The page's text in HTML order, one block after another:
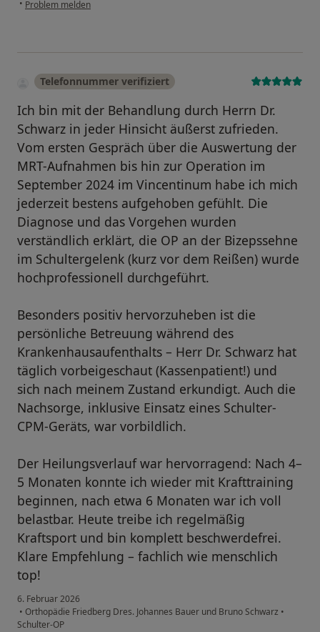
• Problem melden
Telefonnummer verifiziert
Ich bin mit der Behandlung durch Herrn Dr.
Schwarz in jeder Hinsicht äußerst zufrieden.
Vom ersten Gespräch über die Auswertung der
MRT-Aufnahmen bis hin zur Operation im
September 2024 im Vincentinum habe ich mich
jederzeit bestens aufgehoben gefühlt. Die
Diagnose und das Vorgehen wurden
verständlich erklärt, die OP an der Bizepssehne
im Schultergelenk (kurz vor dem Reißen) wurde
hochprofessionell durchgeführt.
Besonders positiv hervorzuheben ist die
persönliche Betreuung während des
Krankenhausaufenthalts – Herr Dr. Schwarz hat
täglich vorbeigeschaut (Kassenpatient!) und
sich nach meinem Zustand erkundigt. Auch die
Nachsorge, inklusive Einsatz eines Schulter-
CPM-Geräts, war vorbildlich.
Der Heilungsverlauf war hervorragend: Nach 4–
5 Monaten konnte ich wieder mit Krafttraining
beginnen, nach etwa 6 Monaten war ich voll
belastbar. Heute treibe ich regelmäßig
Kraftsport und bin komplett beschwerdefrei.
Klare Empfehlung – fachlich wie menschlich
top!
6. Februar 2026
• Orthopädie Friedberg Dres. Johannes Bauer und Bruno Schwarz •
Schulter-OP